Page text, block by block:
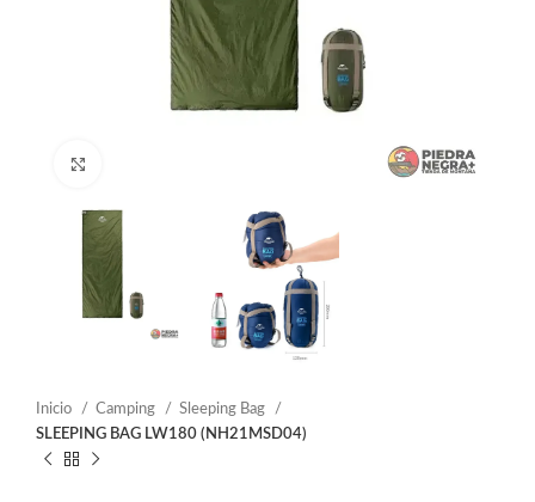
Inicio Camping
Sleeping Bag
SLEEPING BAG LW180 (NH21MSD04)